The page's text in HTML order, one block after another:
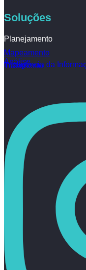
Soluções
Planejamento
Mapeamento
Análise
Tratamento
Inteligência da